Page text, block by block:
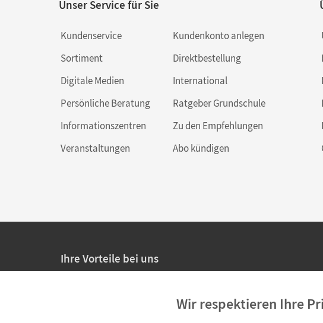
Unser Service für Sie
Kundenservice
Sortiment
Digitale Medien
Persönliche Beratung
Informationszentren
Veranstaltungen
Kundenkonto anlegen
Direktbestellung
International
Ratgeber Grundschule
Zu den Empfehlungen
Abo kündigen
Ihre Vorteile bei uns
Persönliche Angebote für LehrkräfteWir respektieren Ihre